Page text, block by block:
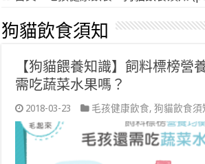
狗貓飲食須知
【狗貓餵養知識】飼料標榜營
需吃蔬菜水果嗎？
2018-03-23 毛孩健康飲食,狗貓飲食須